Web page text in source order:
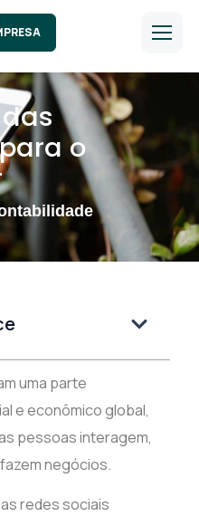
o
uma parte
e econômico global,
pessoas interagem,
negócios.
redes sociais